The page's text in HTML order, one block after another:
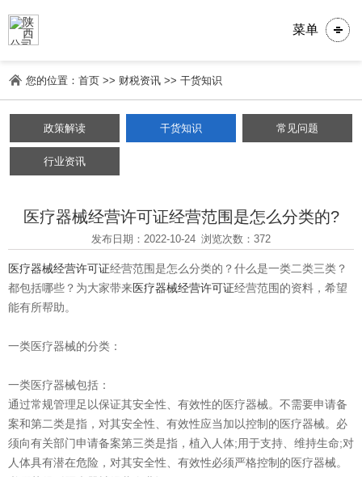
菜单
您的位置：首页 >> 财税资讯 >>干货知识
政策解读 干货知识 常见问题
行业资讯
医疗器械经营许可证经营范围是怎么分类的?
发布日期：2022-10-24 浏览次数：372
医疗器械经营许可证经营范围是怎么分类的？什么是一类二类三类？
都包括哪些？为大家带来医疗器械经营许可证经营范围的资料，希望
能有所帮助。
一类医疗器械的分类：
一类医疗器械包括：
通过常规管理足以保证其安全性、有效性的医疗器械。不需要申请备
案和第二类是指，对其安全性、有效性应当加以控制的医疗器械。必
须向有关部门申请备案第三类是指，植入人体;用于支持、维持生命;对
人体具有潜在危险，对其安全性、有效性必须严格控制的医疗器械。